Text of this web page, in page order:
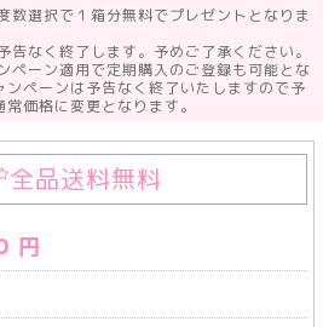
選択で１箱分無料でプレゼントとなりま
なく終了します。予めご了承ください。
ペーン適用で定期購入のご登録も可能とな
ンペーンは予告なく終了いたしますので予
価格に変更となります。
全品送料無料
円